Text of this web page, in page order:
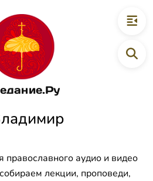
православного аудио и видео
лекции, проповеди,